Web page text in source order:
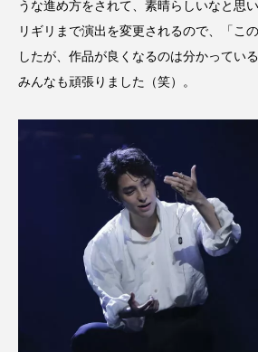
うな進め方をされて、素晴らしいなと思
リギリまで演出を変更されるので、「こ
したが、作品が良くなるのは分かってい
みんなも頑張りました（笑）。